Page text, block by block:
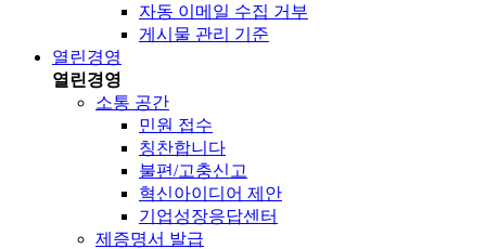
자동 이메일 수집 거부
게시물 관리 기준
열린경영
열린경영
소통 공간
민원 접수
칭찬합니다
불편/고충신고
혁신아이디어 제안
기업성장응답센터
제증명서 발급